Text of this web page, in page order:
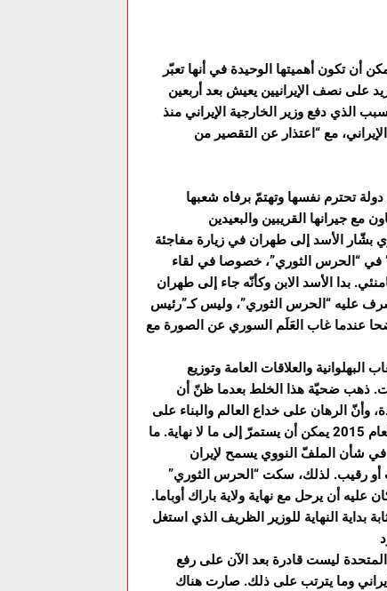
أن تكون أهميتها الوحيدة في أنها تعبّر
على نصف الإيرانيين يعيش بعد أربعين
الذي دفع وزير الخارجية الإيراني منذ
الإيراني، مع “اعتذار عن التقصير من
تحترم نفسها وتهتمّ برفاه شعبها
الأسد إلى طهران في زيارة مفاجئة
في “الحرس الثوري”، خصوصا في لقاء
بدا الأسد الابن وكأنّه جاء إلى طهران
عليه “الحرس الثوري”، وليس كـ”رئيس
عندما غاب العَلَم السوري عن الصورة مع
والعلاقات العامة وتوزيع
ذهب ضحيّة هذا الخلط بعدما ظنّ أن
وأنّ الرهان على خداع العالم والبناء على
الاتفاق في شأن الملفّ النووي الإيراني الذي تمّ التوصل إليه صيف العام 2015 يمكن أن يستمرّ إلى ما لا نهاية. ما
شأن الملفّ النووي يسمح لإيران
رقيب. لذلك، سكت “الحرس الثوري”
أن يرحل مع نهاية ولاية باراك أوباما.
بداية النهاية للوزير الظريف الذي استغل
ليست قادرة بعد الآن على رفع
وما يترتب على ذلك. صارت هناك